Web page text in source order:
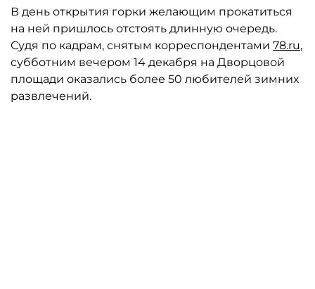
В день открытия горки желающим прокатиться
на ней пришлось отстоять длинную очередь.
Судя по кадрам, снятым корреспондентами 78.ru,
субботним вечером 14 декабря на Дворцовой
площади оказались более 50 любителей зимних
развлечений.